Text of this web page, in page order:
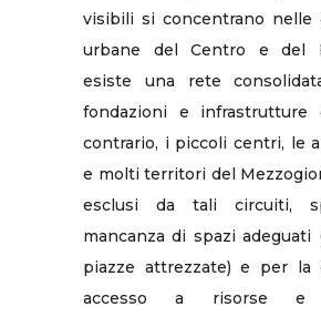
visibili si concentrano nelle
urbane del Centro e del
esiste una rete
fondazioni e infrastrutture
contrario, i piccoli centri, le
e molti territori del
esclusi da tali circuiti,
mancanza di spazi adeguati
piazze attrezzate) e per la
accesso a risorse e